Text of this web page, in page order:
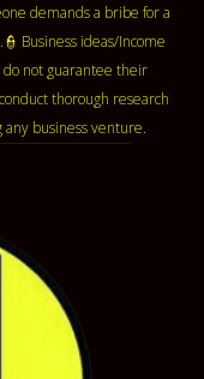
demands a bribe for a
Business ideas/Income
do not guarantee their
thorough research
any business venture.